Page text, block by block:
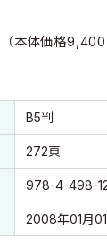
（本体価格9,400
B5判
272頁
978-4-498-
2008年01月